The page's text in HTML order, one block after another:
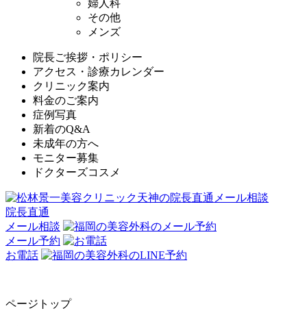
婦人科
その他
メンズ
院長ご挨拶・ポリシー
アクセス・診療カレンダー
クリニック案内
料金のご案内
症例写真
新着のQ&A
未成年の方へ
モニター募集
ドクターズコスメ
院長直通
メール相談
メール予約
お電話
ページトップ